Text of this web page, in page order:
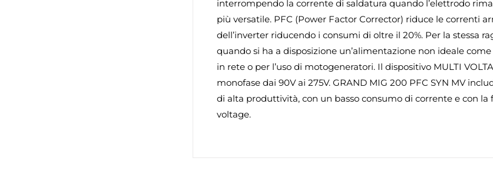
interrompendo la corrente di saldatura quando l’elettrodo
più versatile. PFC (Power Factor Corrector) riduce le correnti
dell’inverter riducendo i consumi di oltre il 20%. Per la stessa
quando si ha a disposizione un’alimentazione non ideale
in rete o per l’uso di motogeneratori. Il dispositivo MULTI
monofase dai 90V ai 275V. GRAND MIG 200 PFC SYN MV
di alta produttività, con un basso consumo di corrente e con
voltage.